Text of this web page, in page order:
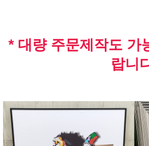
* 대량 주문제작도 가
랍니